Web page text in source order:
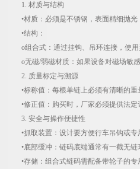
1. 材质与结构
•材质：必须是不锈钢，表面精细抛
•结构：
o组合式：通过挂钩、吊环连接，使
o无磁/弱磁材质：如果设备对磁场敏
2. 质量标定与溯源
•标称值：每根单链上必须有清晰的重
•修正值：购买时，厂家必须提供法
3. 安全与操作便捷性
•抓取装置：设计要方便行车吊钩或
•底部缓冲：链码底端通常有一截无
•存储：组合式链码需配备带轮子的